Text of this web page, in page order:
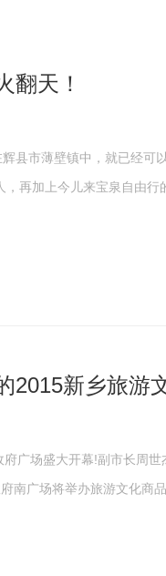
翻天！
县市薄壁镇中，就已经可
再加上今儿来宝泉自由
2015新乡旅游
广场盛大开幕!副市长周
广场将举办旅游文化商